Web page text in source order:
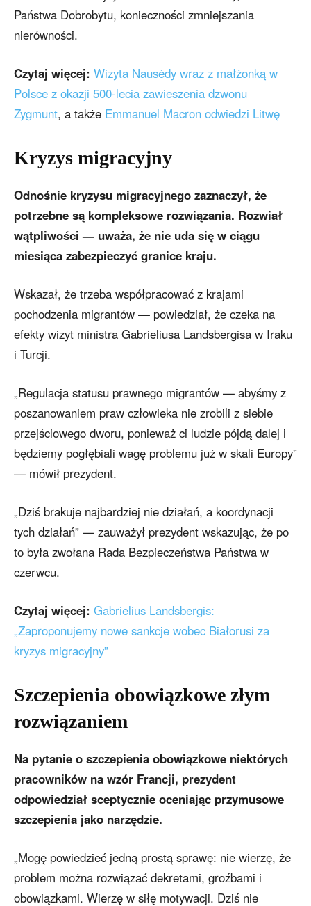
Państwa Dobrobytu, konieczności zmniejszania
nierówności.
Czytaj więcej: Wizyta Nausėdy wraz z małżonką w
Polsce z okazji 500-lecia zawieszenia dzwonu
Zygmunt, a także Emmanuel Macron odwiedzi Litwę
Kryzys migracyjny
Odnośnie kryzysu migracyjnego zaznaczył, że
potrzebne są kompleksowe rozwiązania. Rozwiał
wątpliwości — uważa, że nie uda się w ciągu
miesiąca zabezpieczyć granice kraju.
Wskazał, że trzeba współpracować z krajami
pochodzenia migrantów — powiedział, że czeka na
efekty wizyt ministra Gabrieliusa Landsbergisa w Iraku
i Turcji.
„Regulacja statusu prawnego migrantów — abyśmy z
poszanowaniem praw człowieka nie zrobili z siebie
przejściowego dworu, ponieważ ci ludzie pójdą dalej i
będziemy pogłębiali wagę problemu już w skali Europy”
— mówił prezydent.
„Dziś brakuje najbardziej nie działań, a koordynacji
tych działań” — zauważył prezydent wskazując, że po
to była zwołana Rada Bezpieczeństwa Państwa w
czerwcu.
Czytaj więcej: Gabrielius Landsbergis:
„Zaproponujemy nowe sankcje wobec Białorusi za
kryzys migracyjny”
Szczepienia obowiązkowe złym
rozwiązaniem
Na pytanie o szczepienia obowiązkowe niektórych
pracowników na wzór Francji, prezydent
odpowiedział sceptycznie oceniając przymusowe
szczepienia jako narzędzie.
„Mogę powiedzieć jedną prostą sprawę: nie wierzę, że
problem można rozwiązać dekretami, groźbami i
obowiązkami. Wierzę w siłę motywacji. Dziś nie